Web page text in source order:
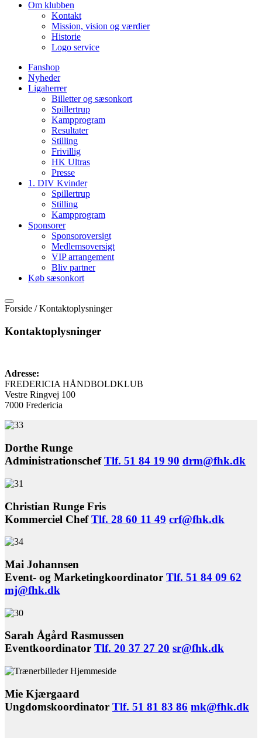
Om klubben
Kontakt
Mission, vision og værdier
Historie
Logo service
Fanshop
Nyheder
Ligaherrer
Billetter og sæsonkort
Spillertrup
Kampprogram
Resultater
Stilling
Frivillig
HK Ultras
Presse
1. DIV Kvinder
Spillertrup
Stilling
Kampprogram
Sponsorer
Sponsoroversigt
Medlemsoversigt
VIP arrangement
Bliv partner
Køb sæsonkort
Forside /Kontaktoplysninger
Kontaktoplysninger
Adresse:
FREDERICIA HÅNDBOLDKLUB
Vestre Ringvej 100
7000 Fredericia
Dorthe Runge
Administrationschef Tlf. 51 84 19 90 drm@fhk.dk
Christian Runge Fris
Kommerciel Chef Tlf. 28 60 11 49 crf@fhk.dk
Mai Johannsen
Event- og Marketingkoordinator Tlf. 51 84 09 62
mj@fhk.dk
Sarah Ågård Rasmussen
Eventkoordinator Tlf. 20 37 27 20 sr@fhk.dk
Mie Kjærgaard
Ungdomskoordinator Tlf. 51 81 83 86 mk@fhk.dk